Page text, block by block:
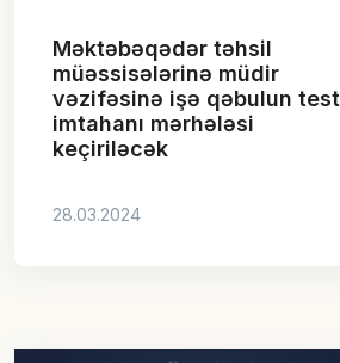
Məktəbəqədər təhsil
müəssisələrinə müdir
vəzifəsinə işə qəbulun test
imtahanı mərhələsi
keçiriləcək
28.03.2024